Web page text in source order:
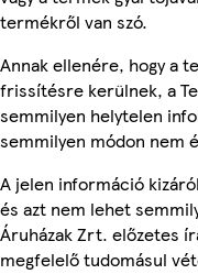
termékről van szó.
Annak ellenére, hogy a
frissítésre kerülnek, a
semmilyen helytelen
semmilyen módon nem
A jelen információ
és azt nem lehet
Áruházak Zrt. előzetes
megfelelő tudomásul